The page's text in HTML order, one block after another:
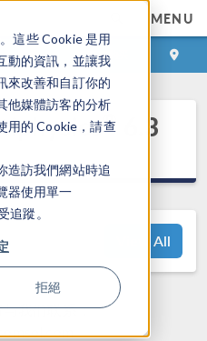
這些 Cookie 是用
動的資訊，並讓我
來改善和自訂你的
他媒體訪客的分析
用的 Cookie，請查
造訪我們網站時追
器使用單一
追蹤。
拒絕
MENU
登录 咨询与购买
® 6.3
View All
我们联系：